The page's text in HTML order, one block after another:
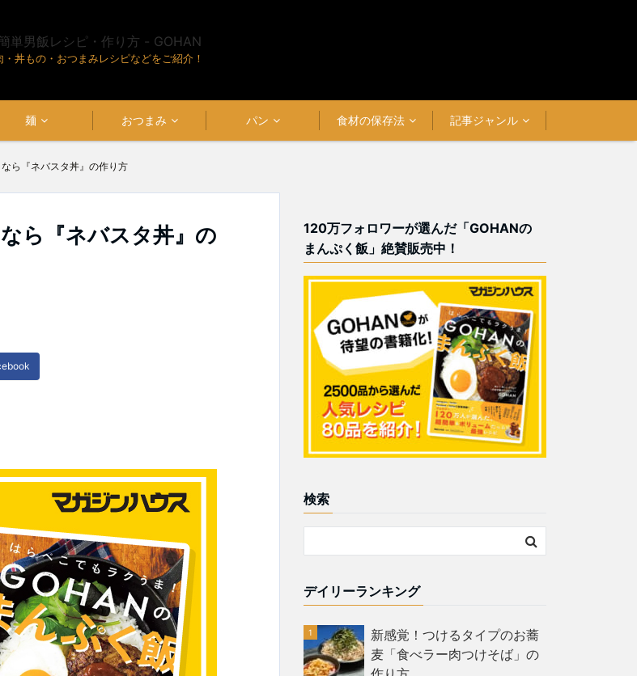
・丼もの・おつまみレシピなどをご紹介！
麺 おつまみ パン 食材の保存法 記事ジャンル
ら『ネバスタ丼』の作り方
ら『ネバスタ丼』の
120万フォロワーが選んだ「GOHANの
まんぷく飯」絶賛販売中！
検索
デイリーランキング
新感覚！つけるタイプのお蕎
麦「食べラー肉つけそば」の